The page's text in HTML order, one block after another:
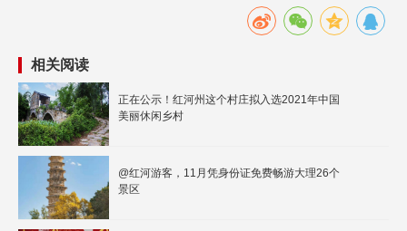
相关阅读
正在公示！红河州这个村庄拟入选2021年中国
美丽休闲乡村
@红河游客，11月凭身份证免费畅游大理26个
景区